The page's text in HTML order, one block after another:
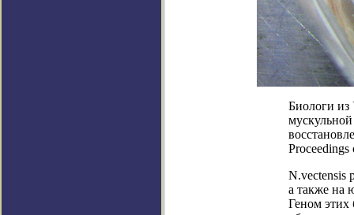
Биологи из
N.vectensis
а также на
Геном этих